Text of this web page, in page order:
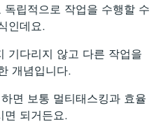
립적으로 작업을 수행할 수
인데요.
기다리지 않고 다른 작업을
개념입니다.
면 보통 멀티태스킹과 효율
면 되거든요.